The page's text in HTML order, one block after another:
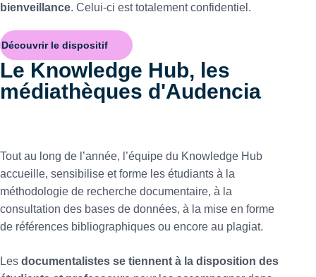
bienveillance. Celui-ci est totalement confidentiel.
Découvrir le dispositif
Le Knowledge Hub, les
médiathèques d'Audencia
Tout au long de l’année, l’équipe du Knowledge Hub
accueille, sensibilise et forme les étudiants à la
méthodologie de recherche documentaire, à la
consultation des bases de données, à la mise en forme
de références bibliographiques ou encore au plagiat.
Les documentalistes se tiennent à la disposition des